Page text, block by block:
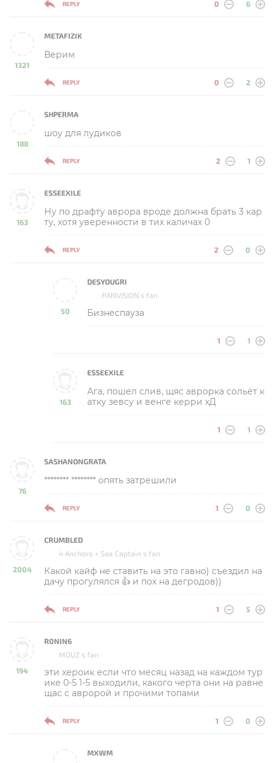
REPLY 0 6
1321
-
METAFIZIK
Верим
REPLY 0 2
188
-
SHPERMA
шоу для лудиков
REPLY 2 1
163
-
ESSEEXILE
Ну по драфту аврора вроде должна брать 3 кар
ту, хотя уверенности в тих каличах 0
REPLY 2 0
50
-
DESYOUGRI
PARIVISION s fan
Бизнеспауза
1 1
163
-
ESSEEXILE
Ага, пошел слив, щяс аврорка сольёт к
атку зевсу и венге керри хД
1 1
76
-
SASHANONGRATA
******** ******** опять затрешили
REPLY 1 0
2004
-
CRUMBLED
4 Anchors + Sea Captain s fan
Какой кайф не ставить на это гавно) съездил на
дачу прогулялся 👍 и пох на дегродов))
REPLY 1 5
194
-
R0NIN6
MOUZ s fan
эти хероик если что месяц назад на каждом тур
ике 0-5 1-5 выходили, какого черта они на равне
щас с авророй и прочими топами
REPLY 1 0
MXWM